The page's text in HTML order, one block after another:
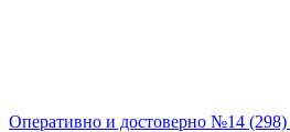
Оперативно и достоверно №14 (298)